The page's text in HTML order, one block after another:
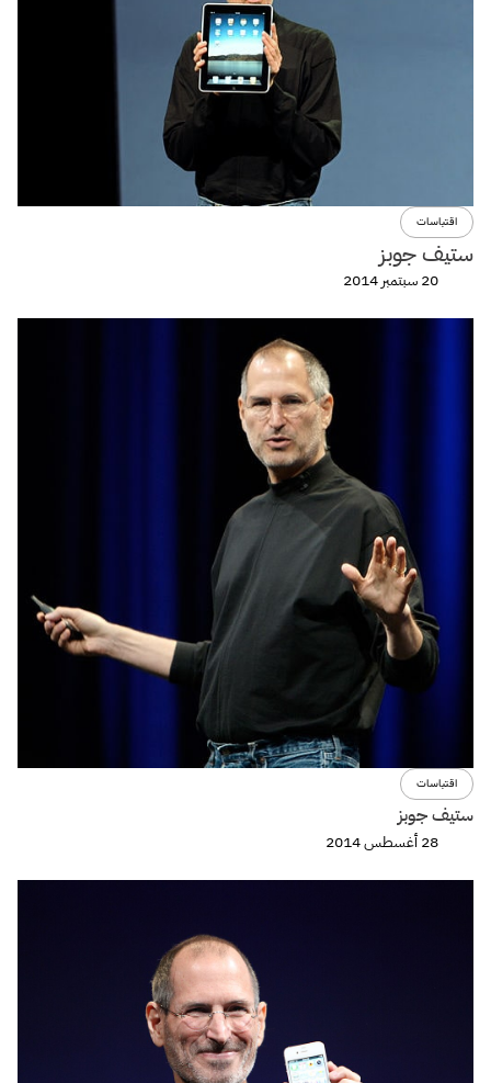
اقتباسات
ستيف جوبز
20 سبتمبر 2014
اقتباسات
ستيف جوبز
28 أغسطس 2014